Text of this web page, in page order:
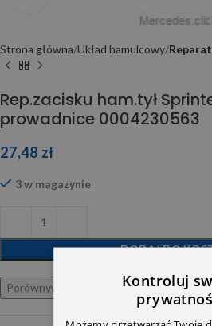
Strona główna Układ hamulcowy
Rep.zacisku ham.tył
prowadnice 0004230563
27,48 zł
3 w magazynie
DODAJ DO
Porównywarka UlubioneKontroluj